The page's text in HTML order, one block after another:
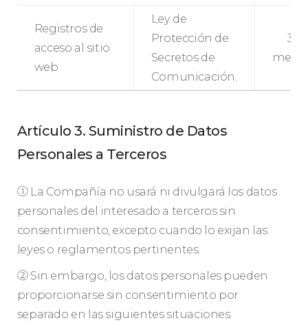
Registros de
acceso al sitio
web
Ley de
Protección de
Secretos de
Comunicación.
3
meses
Artículo 3. Suministro de Datos
Personales a Terceros
① La Compañía no usará ni divulgará los datos
personales del interesado a terceros sin
consentimiento, excepto cuando lo exijan las
leyes o reglamentos pertinentes.
② Sin embargo, los datos personales pueden
proporcionarse sin consentimiento por
separado en las siguientes situaciones: